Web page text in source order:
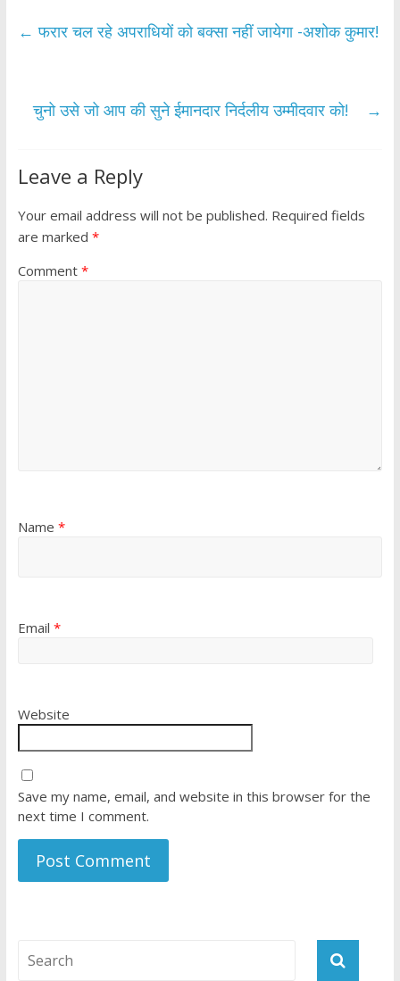
b
k
er s
p
e
← फरार चल रहे अपराधियों को बक्सा नहीं जायेगा -अशोक कुमार!
चुनो उसे जो आप की सुने ईमानदार निर्दलीय उम्मीदवार को! →
Leave a Reply
Your email address will not be published. Required fields
are marked *
Comment *
Name *
Email *
Website
Save my name, email, and website in this browser for the
next time I comment.